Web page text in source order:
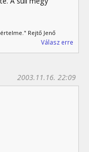
Rejtő Jenő
Válasz erre
2003.11.16. 22:09